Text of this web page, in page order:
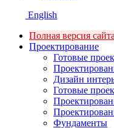
English
Полная версия сайта
Проектирование
Готовые
Дизайн
Готовые
Фундаменты